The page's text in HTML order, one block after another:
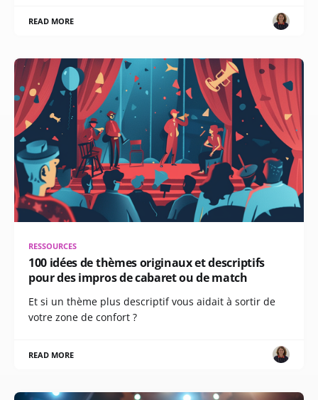
READ MORE
RESSOURCES
100 idées de thèmes originaux et descriptifs
pour des impros de cabaret ou de match
Et si un thème plus descriptif vous aidait à sortir de
votre zone de confort ?
READ MORE